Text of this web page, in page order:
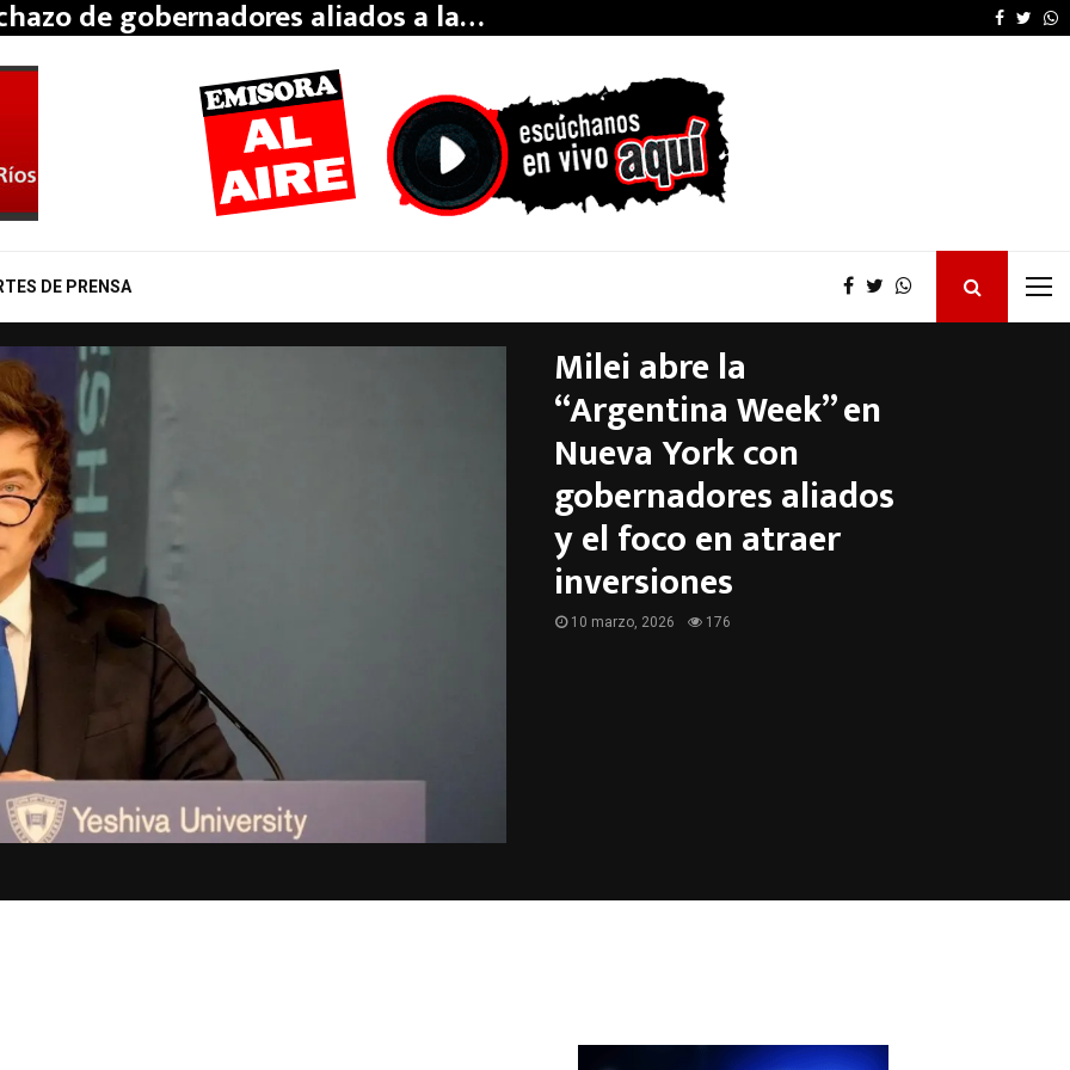
de gobernadores aliados a la… OSER: Frigerio
DE PRENSA
Milei abre la
“Argentina Week” en
Nueva York con
gobernadores aliados
y el foco en atraer
inversiones
10 marzo, 2026 176